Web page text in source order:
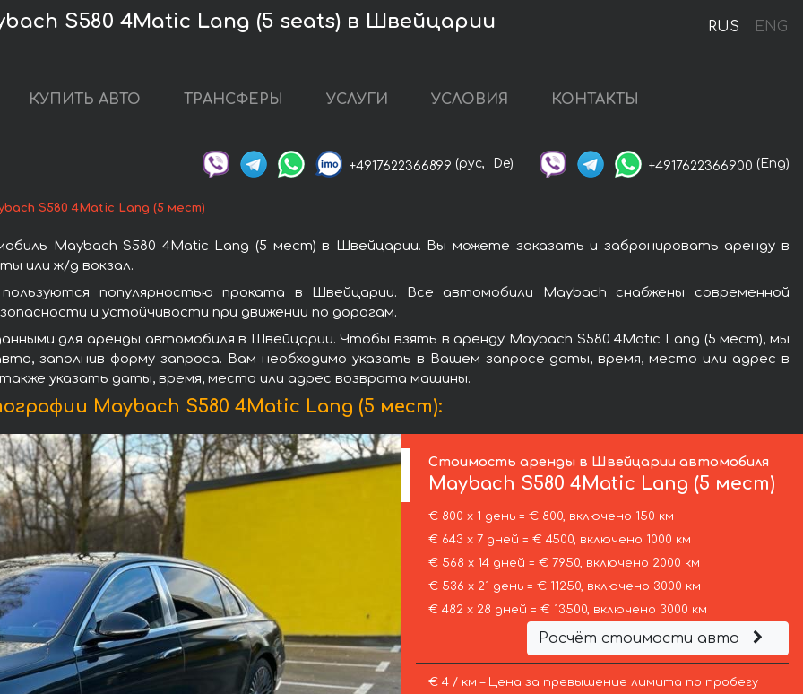
RUS ENG
S580 4Matic Lang (5 seats) в Швейцарии
КУПИТЬ АВТО ТРАНСФЕРЫ УСЛУГИ УСЛОВИЯ КОНТАКТЫ
+4917622366899 (рус, De) +4917622366900 (Eng)
S580 4Matic Lang (5 мест)
Maybach S580 4Matic Lang (5 мест) в Швейцарии. Вы можете заказать и забронировать аренду в
или ж/д вокзал.
популярностью проката в Швейцарии. Все автомобили Maybach снабжены современной
и устойчивости при движении по дорогам.
для аренды автомобиля в Швейцарии. Чтобы взять в аренду Maybach S580 4Matic Lang (5 мест), мы
заполнив форму запроса. Вам необходимо указать в Вашем запросе даты, время, место или адрес в
указать даты, время, место или адрес возврата машины.
Maybach S580 4Matic Lang (5 мест):
Стоимость аренды в Швейцарии автомобиля
Maybach S580 4Matic Lang (5 мест)
€ 800 х 1 день = € 800, включено 150 км
€ 643 х 7 дней = € 4500, включено 1000 км
€ 568 х 14 дней = € 7950, включено 2000 км
€ 536 х 21 день = € 11250, включено 3000 км
€ 482 х 28 дней = € 13500, включено 3000 км
Расчёт стоимости авто
€ 4 / км – Цена за превышение лимита по пробегу